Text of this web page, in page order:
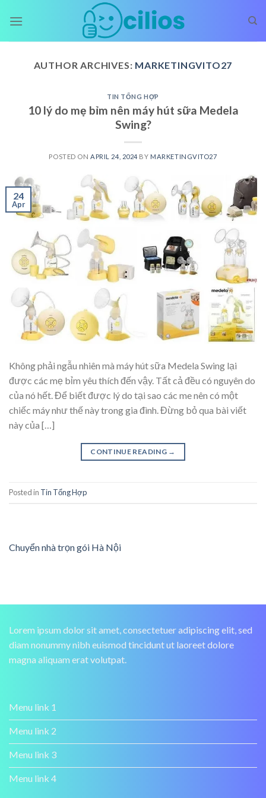
AUTHOR ARCHIVES: MARKETINGVITO27
TIN TỔNG HỢP
10 lý do mẹ bỉm nên máy hút sữa Medela
Swing?
POSTED ON APRIL 24, 2024 BY MARKETINGVITO27
24
Apr
Không phải ngẫu nhiên mà máy hút sữa Medela Swing lại
được các mẹ bỉm yêu thích đến vậy. Tất cả đều có nguyên do
của nó hết. Để biết được lý do tại sao các me nên có một
chiếc máy như thế này trong gia đình. Đừng bỏ qua bài viết
này của […]
CONTINUE READING →
Posted in Tin Tổng Hợp
Chuyển nhà trọn gói Hà Nội
Lorem ipsum dolor sit amet, consectetuer adipiscing elit, sed
diam nonummy nibh euismod tincidunt ut laoreet dolore
magna aliquam erat volutpat.
Menu link 1
Menu link 2
Menu link 3
Menu link 4